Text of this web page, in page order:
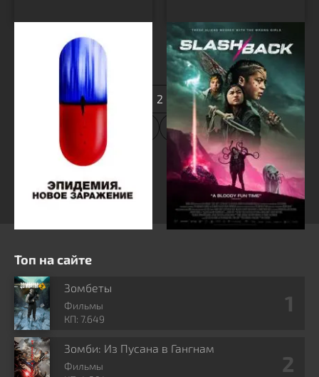
Эпидемия. Новое
заражение
Топь
1 2 3
Топ на сайте
Зомбеты
Фильмы
КП: 7.649
Зомби: Из Пусана в Гангнам
Фильмы